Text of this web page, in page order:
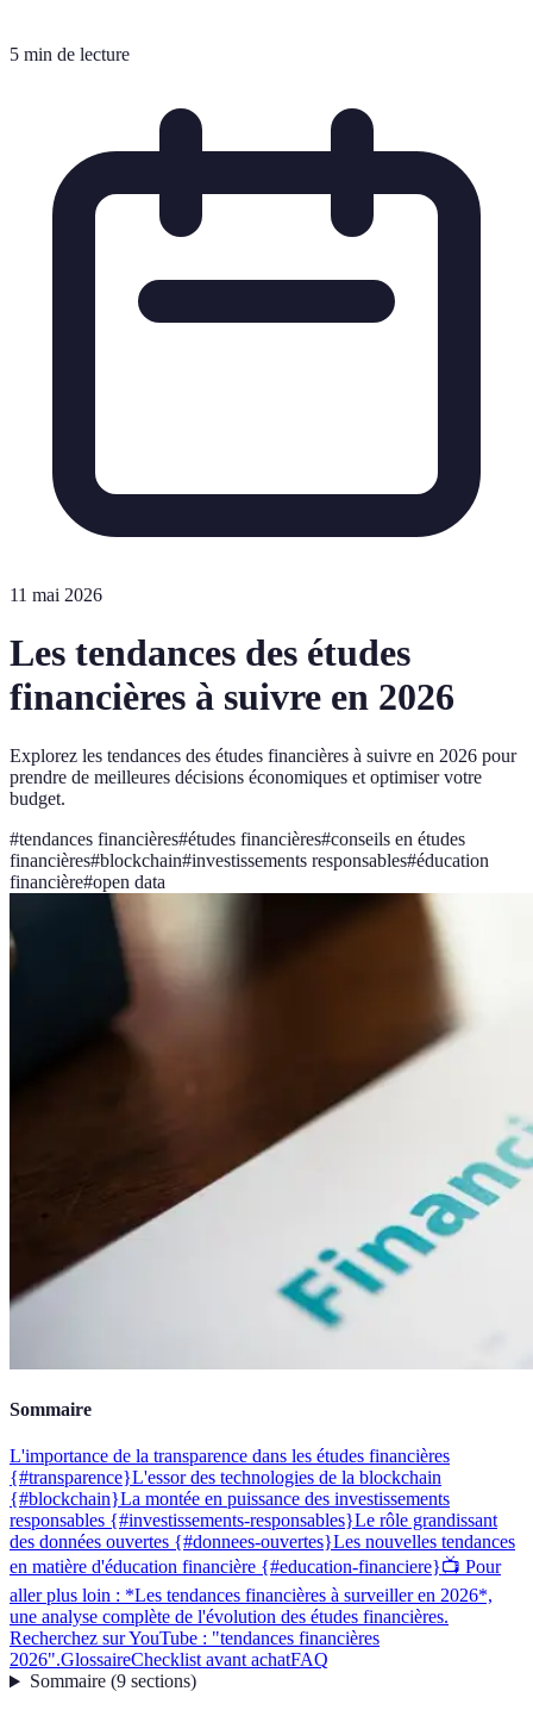
5 min de lecture
11 mai 2026
Les tendances des études
financières à suivre en 2026
Explorez les tendances des études financières à suivre en 2026 pour
prendre de meilleures décisions économiques et optimiser votre
budget.
#tendances financières#études financières#conseils en études
financières#blockchain#investissements responsables#éducation
financière#open data
Sommaire
L'importance de la transparence dans les études financières
{#transparence}L'essor des technologies de la blockchain
{#blockchain}La montée en puissance des investissements
responsables {#investissements-responsables}Le rôle grandissant
des données ouvertes {#donnees-ouvertes}Les nouvelles tendances
en matière d'éducation financière {#education-financiere}📺 Pour
aller plus loin : *Les tendances financières à surveiller en 2026*,
une analyse complète de l'évolution des études financières.
Recherchez sur YouTube : "tendances financières
2026".GlossaireChecklist avant achatFAQ
Sommaire(9 sections)